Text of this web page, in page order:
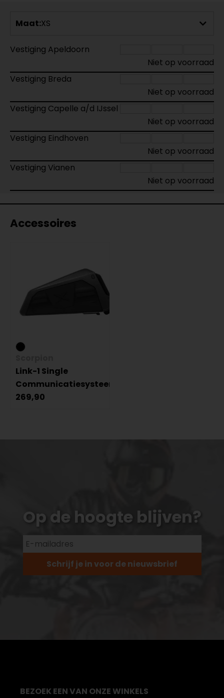
Maat:XS
Vestiging Apeldoorn
Niet op voorraad
Vestiging Breda
Niet op voorraad
Vestiging Capelle a/d IJssel
Niet op voorraad
Vestiging Eindhoven
Niet op voorraad
Vestiging Vianen
Niet op voorraad
Accessoires
Link-1 Single
Communicatiesysteem
269,90
Op de hoogte blijven?
Schrijf je in voor de nieuwsbrief
BEZOEK EEN VAN ONZE WINKELS